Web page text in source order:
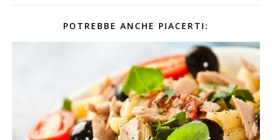
POTREBBE ANCHE PIACERTI: